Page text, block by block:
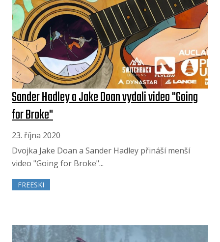
Sander Hadley a Jake Doan vydali video "Going
for Broke"
23. října 2020
Dvojka Jake Doan a Sander Hadley přináší menší
video "Going for Broke"...
FREESKI